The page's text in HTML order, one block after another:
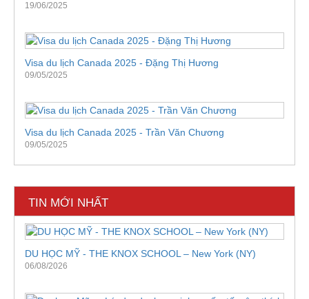
19/06/2025
Visa du lịch Canada 2025 - Đặng Thị Hương
09/05/2025
Visa du lịch Canada 2025 - Trần Văn Chương
09/05/2025
TIN MỚI NHẤT
DU HỌC MỸ - THE KNOX SCHOOL – New York (NY)
06/08/2026